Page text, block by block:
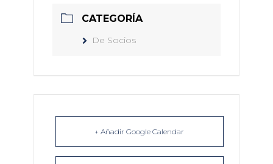
CATEGORÍA
De Socios
+ Añadir Google Calendar